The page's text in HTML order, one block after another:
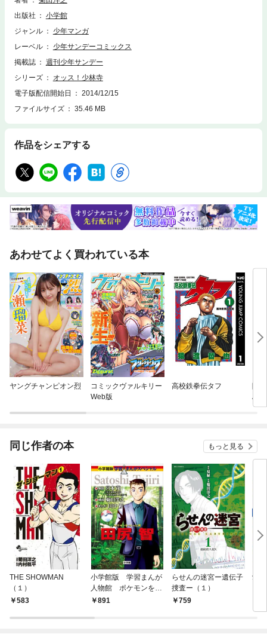
出版社
小学館
ジャンル
少年マンガ
レーベル
少年サンデーコミックス
掲載誌
週刊少年サンデー
シリーズ
オッス！少林寺
電子版配信開始日
2014/12/15
ファイルサイズ
35.46 MB
作品をシェアする
あわせてよく買われている本
ヤングチャンピオン烈
コミックヴァルキリー
Web版
高校鉄拳伝タフ
島
同じ作者の本 もっと見る
THE SHOWMAN
（１）
583
小学館版 学習まんが
人物館 ポケモンをつ
くった男 田尻智
891
らせんの迷宮ー遺伝子
捜査ー（１）
759
愛